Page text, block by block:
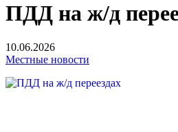
ПДД на ж/д
10.06.2026
Местные новости